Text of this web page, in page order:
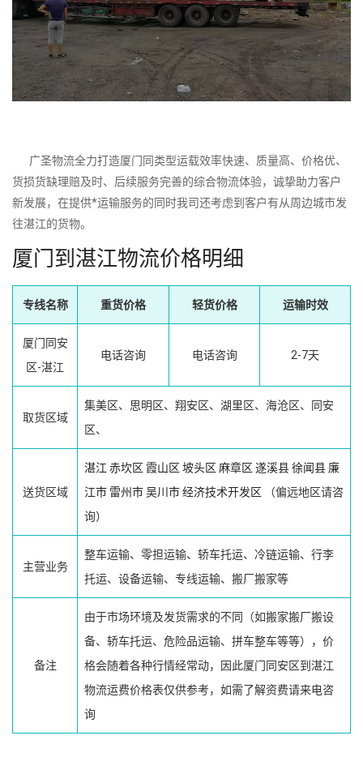
广圣物流全力打造厦门同类型运载效率快速、质量高、价格优、
货损货缺理赔及时、后续服务完善的综合物流体验，诚挚助力客户
新发展，在提供*运输服务的同时我司还考虑到客户有从周边城市发
往湛江的货物。
厦门到湛江物流价格明细
专线名称 重货价格 轻货价格 运输时效
厦门同安
区-湛江
电话咨询 电话咨询 2-7天
取货区域
集美区、思明区、翔安区、湖里区、海沧区、同安
区、
送货区域
湛江 赤坎区 霞山区 坡头区 麻章区 遂溪县徐闻县 廉
江市 雷州市吴川市经济技术开发区 （偏远地区请咨
询）
主营业务
整车运输、零担运输、轿车托运、冷链运输、行李
托运、设备运输、专线运输、搬厂搬家等
备注
由于市场环境及发货需求的不同（如搬家搬厂搬设
备、轿车托运、危险品运输、拼车整车等等），价
格会随着各种行情经常动，因此厦门同安区到湛江
物流运费价格表仅供参考，如需了解资费请来电咨
询